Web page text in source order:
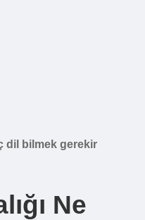
dil bilmek gerekir
Ne